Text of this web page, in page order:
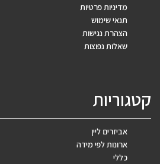
מדיניות פרטיות
תנאי שימוש
הצהרת נגישות
שאלות נפוצות
קטגוריות
אביזרים ליין
ארונות לפי מידה
כללי